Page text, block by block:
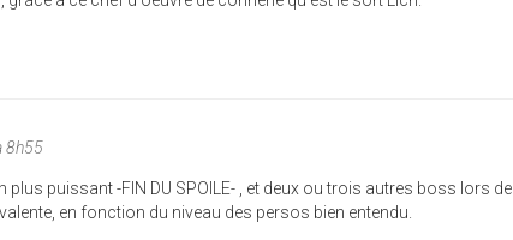
8h55
plus puissant -FIN DU SPOILE- , et deux ou trois autres boss lors de
en fonction du niveau des persos bien entendu.